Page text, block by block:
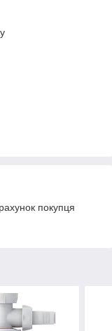
покупця